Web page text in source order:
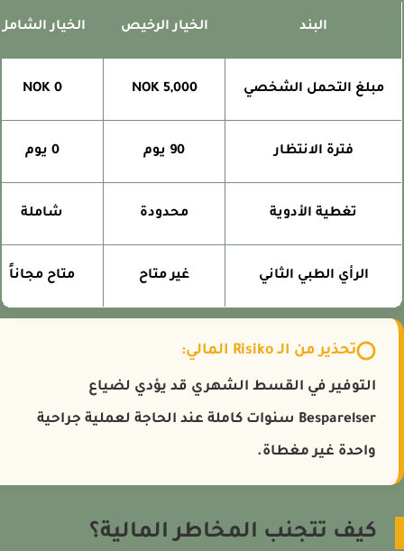
البند الخيار الرخيص الخيار الشامل
مبلغ التحمل الشخصي 5,000 NOK
فترة الانتظار
تغطية الأدوية محدودة شاملة
الرأي الطبي الثاني غير متاح متاح مجاناً
تحذير من الـ Risiko المالي:
التوفير في القسط الشهري قد يؤدي لضياع
Besparelser سنوات كاملة عند الحاجة لعملية جراحية
واحدة غير مغطاة.
كيف تتجنب المخاطر المالية؟